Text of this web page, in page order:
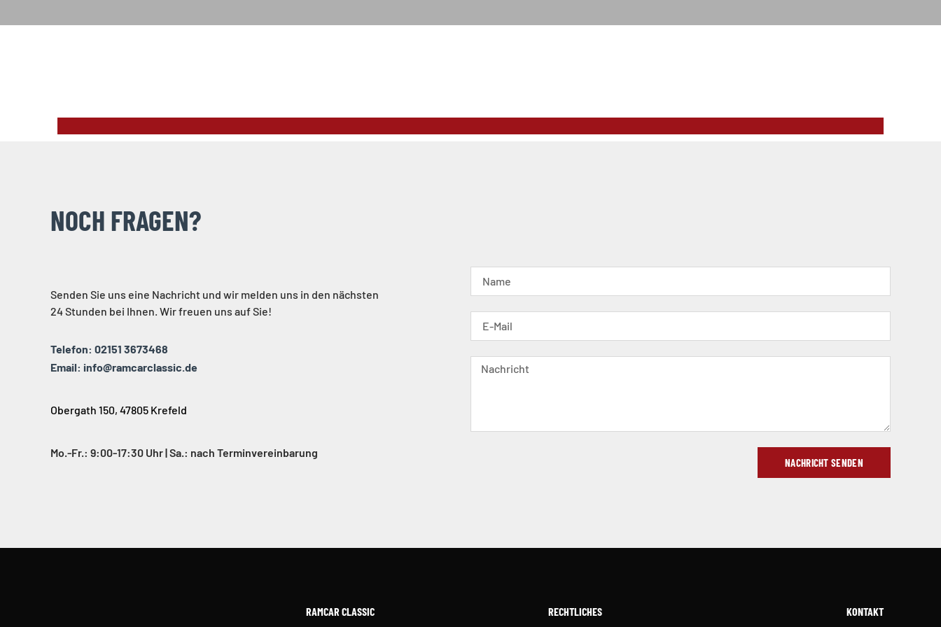
NOCH FRAGEN?
Senden Sie uns eine Nachricht und wir melden uns in den nächsten
24 Stunden bei Ihnen. Wir freuen uns auf Sie!
Telefon: 02151 3673468
Email: info@ramcarclassic.de
Obergath 150, 47805 Krefeld
Mo.-Fr.: 9:00-17:30 Uhr | Sa.: nach Terminvereinbarung
NACHRICHT SENDEN
RAMCAR CLASSIC RECHTLICHES KONTAKT